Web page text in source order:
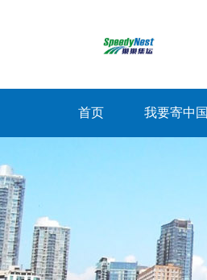
首页 我要寄中国